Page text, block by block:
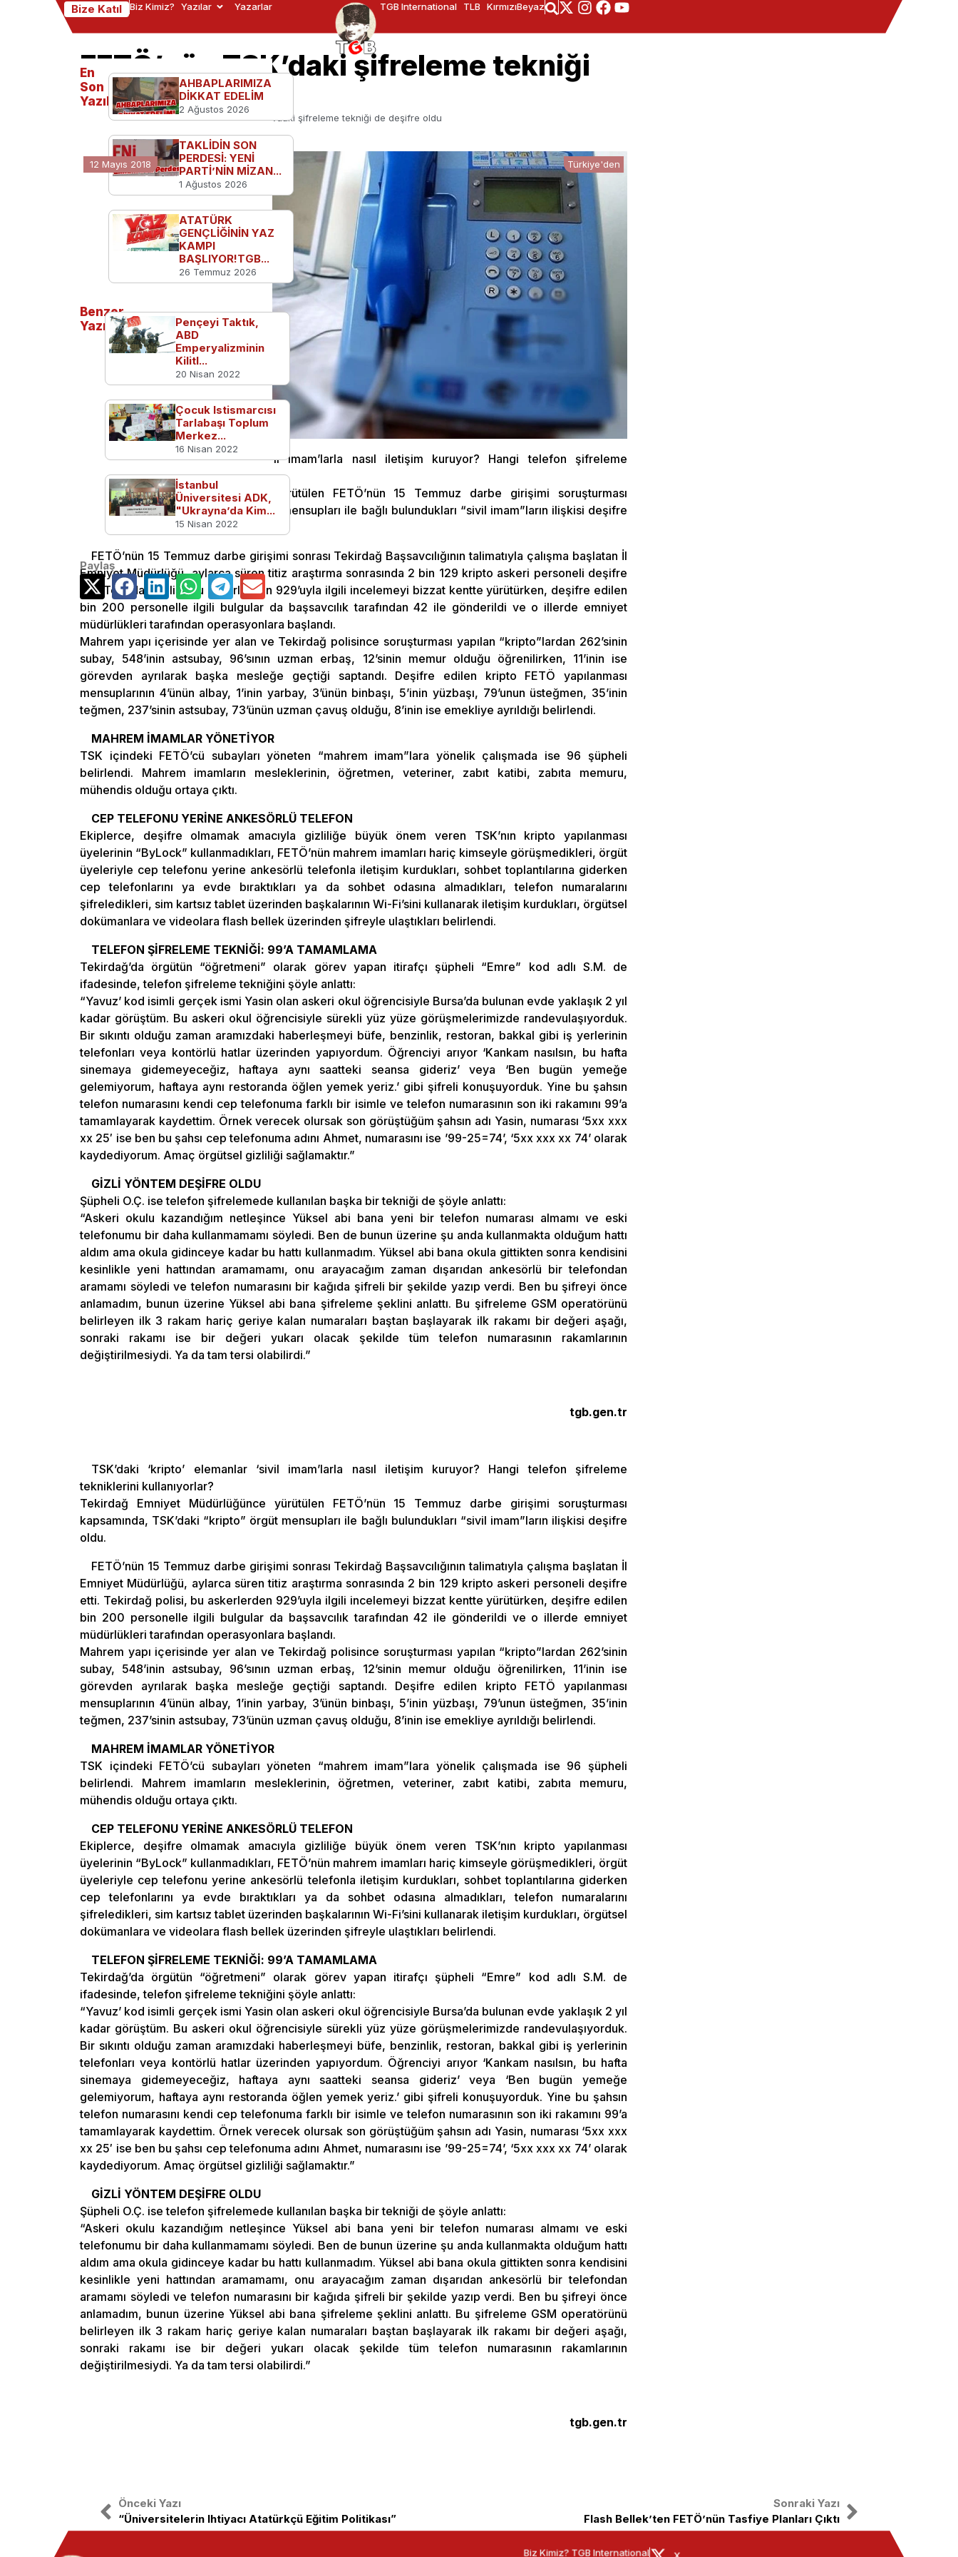
Bize Katıl Biz Kimiz? Yazılar Yazarlar TGB International TLB KırmızıBeyaz
FETÖ’nün TSK’daki şifreleme tekniği
de deşifre oldu
Ana Sayfa Türkiye'den FETÖ’nün TSK’daki şifreleme tekniği de deşifre oldu
12 Mayıs 2018 Türkiye'den
TSK’daki ‘kripto’ elemanlar ‘sivil imam’larla nasıl iletişim kuruyor? Hangi telefon şifreleme
tekniklerini kullanıyorlar?
Tekirdağ Emniyet Müdürlüğünce yürütülen FETÖ’nün 15 Temmuz darbe girişimi soruşturması
kapsamında, TSK’daki “kripto” örgüt mensupları ile bağlı bulundukları “sivil imam”ların ilişkisi deşifre
oldu.
FETÖ’nün 15 Temmuz darbe girişimi sonrası Tekirdağ Başsavcılığının talimatıyla çalışma başlatan İl
Emniyet Müdürlüğü, aylarca süren titiz araştırma sonrasında 2 bin 129 kripto askeri personeli deşifre
etti. Tekirdağ polisi, bu askerlerden 929’uyla ilgili incelemeyi bizzat kentte yürütürken, deşifre edilen
bin 200 personelle ilgili bulgular da başsavcılık tarafından 42 ile gönderildi ve o illerde emniyet
müdürlükleri tarafından operasyonlara başlandı.
Mahrem yapı içerisinde yer alan ve Tekirdağ polisince soruşturması yapılan “kripto”lardan 262’sinin
subay, 548’inin astsubay, 96’sının uzman erbaş, 12’sinin memur olduğu öğrenilirken, 11’inin ise
görevden ayrılarak başka mesleğe geçtiği saptandı. Deşifre edilen kripto FETÖ yapılanması
mensuplarının 4’ünün albay, 1’inin yarbay, 3’ünün binbaşı, 5’inin yüzbaşı, 79’unun üsteğmen, 35’inin
teğmen, 237’sinin astsubay, 73’ünün uzman çavuş olduğu, 8’inin ise emekliye ayrıldığı belirlendi.
MAHREM İMAMLAR YÖNETİYOR
TSK içindeki FETÖ’cü subayları yöneten “mahrem imam”lara yönelik çalışmada ise 96 şüpheli
belirlendi. Mahrem imamların mesleklerinin, öğretmen, veteriner, zabıt katibi, zabıta memuru,
mühendis olduğu ortaya çıktı.
CEP TELEFONU YERİNE ANKESÖRLÜ TELEFON
Ekiplerce, deşifre olmamak amacıyla gizliliğe büyük önem veren TSK’nın kripto yapılanması
üyelerinin “ByLock” kullanmadıkları, FETÖ’nün mahrem imamları hariç kimseyle görüşmedikleri, örgüt
üyeleriyle cep telefonu yerine ankesörlü telefonla iletişim kurdukları, sohbet toplantılarına giderken
cep telefonlarını ya evde bıraktıkları ya da sohbet odasına almadıkları, telefon numaralarını
şifreledikleri, sim kartsız tablet üzerinden başkalarının Wi-Fi’sini kullanarak iletişim kurdukları, örgütsel
dokümanlara ve videolara flash bellek üzerinden şifreyle ulaştıkları belirlendi.
TELEFON ŞİFRELEME TEKNİĞİ: 99’A TAMAMLAMA
Tekirdağ’da örgütün “öğretmeni” olarak görev yapan itirafçı şüpheli “Emre” kod adlı S.M. de
ifadesinde, telefon şifreleme tekniğini şöyle anlattı:
“Yavuz’ kod isimli gerçek ismi Yasin olan askeri okul öğrencisiyle Bursa’da bulunan evde yaklaşık 2 yıl
kadar görüştüm. Bu askeri okul öğrencisiyle sürekli yüz yüze görüşmelerimizde randevulaşıyorduk.
Bir sıkıntı olduğu zaman aramızdaki haberleşmeyi büfe, benzinlik, restoran, bakkal gibi iş yerlerinin
telefonları veya kontörlü hatlar üzerinden yapıyordum. Öğrenciyi arıyor ‘Kankam nasılsın, bu hafta
sinemaya gidemeyeceğiz, haftaya aynı saatteki seansa gideriz’ veya ‘Ben bugün yemeğe
gelemiyorum, haftaya aynı restoranda öğlen yemek yeriz.’ gibi şifreli konuşuyorduk. Yine bu şahsın
telefon numarasını kendi cep telefonuma farklı bir isimle ve telefon numarasının son iki rakamını 99’a
tamamlayarak kaydettim. Örnek verecek olursak son görüştüğüm şahsın adı Yasin, numarası ‘5xx xxx
xx 25′ ise ben bu şahsı cep telefonuma adını Ahmet, numarasını ise ’99-25=74’, ‘5xx xxx xx 74’ olarak
kaydediyorum. Amaç örgütsel gizliliği sağlamaktır.”
GİZLİ YÖNTEM DEŞİFRE OLDU
Şüpheli O.Ç. ise telefon şifrelemede kullanılan başka bir tekniği de şöyle anlattı:
“Askeri okulu kazandığım netleşince Yüksel abi bana yeni bir telefon numarası almamı ve eski
telefonumu bir daha kullanmamamı söyledi. Ben de bunun üzerine şu anda kullanmakta olduğum hattı
aldım ama okula gidinceye kadar bu hattı kullanmadım. Yüksel abi bana okula gittikten sonra kendisini
kesinlikle yeni hattından aramamamı, onu arayacağım zaman dışarıdan ankesörlü bir telefondan
aramamı söyledi ve telefon numarasını bir kağıda şifreli bir şekilde yazıp verdi. Ben bu şifreyi önce
anlamadım, bunun üzerine Yüksel abi bana şifreleme şeklini anlattı. Bu şifreleme GSM operatörünü
belirleyen ilk 3 rakam hariç geriye kalan numaraları baştan başlayarak ilk rakamı bir değeri aşağı,
sonraki rakamı ise bir değeri yukarı olacak şekilde tüm telefon numarasının rakamlarının
değiştirilmesiydi. Ya da tam tersi olabilirdi.”
tgb.gen.tr
TSK’daki ‘kripto’ elemanlar ‘sivil imam’larla nasıl iletişim kuruyor? Hangi telefon şifreleme
tekniklerini kullanıyorlar?
Tekirdağ Emniyet Müdürlüğünce yürütülen FETÖ’nün 15 Temmuz darbe girişimi soruşturması
kapsamında, TSK’daki “kripto” örgüt mensupları ile bağlı bulundukları “sivil imam”ların ilişkisi deşifre
oldu.
FETÖ’nün 15 Temmuz darbe girişimi sonrası Tekirdağ Başsavcılığının talimatıyla çalışma başlatan İl
Emniyet Müdürlüğü, aylarca süren titiz araştırma sonrasında 2 bin 129 kripto askeri personeli deşifre
etti. Tekirdağ polisi, bu askerlerden 929’uyla ilgili incelemeyi bizzat kentte yürütürken, deşifre edilen
bin 200 personelle ilgili bulgular da başsavcılık tarafından 42 ile gönderildi ve o illerde emniyet
müdürlükleri tarafından operasyonlara başlandı.
Mahrem yapı içerisinde yer alan ve Tekirdağ polisince soruşturması yapılan “kripto”lardan 262’sinin
subay, 548’inin astsubay, 96’sının uzman erbaş, 12’sinin memur olduğu öğrenilirken, 11’inin ise
görevden ayrılarak başka mesleğe geçtiği saptandı. Deşifre edilen kripto FETÖ yapılanması
mensuplarının 4’ünün albay, 1’inin yarbay, 3’ünün binbaşı, 5’inin yüzbaşı, 79’unun üsteğmen, 35’inin
teğmen, 237’sinin astsubay, 73’ünün uzman çavuş olduğu, 8’inin ise emekliye ayrıldığı belirlendi.
MAHREM İMAMLAR YÖNETİYOR
TSK içindeki FETÖ’cü subayları yöneten “mahrem imam”lara yönelik çalışmada ise 96 şüpheli
belirlendi. Mahrem imamların mesleklerinin, öğretmen, veteriner, zabıt katibi, zabıta memuru,
mühendis olduğu ortaya çıktı.
CEP TELEFONU YERİNE ANKESÖRLÜ TELEFON
Ekiplerce, deşifre olmamak amacıyla gizliliğe büyük önem veren TSK’nın kripto yapılanması
üyelerinin “ByLock” kullanmadıkları, FETÖ’nün mahrem imamları hariç kimseyle görüşmedikleri, örgüt
üyeleriyle cep telefonu yerine ankesörlü telefonla iletişim kurdukları, sohbet toplantılarına giderken
cep telefonlarını ya evde bıraktıkları ya da sohbet odasına almadıkları, telefon numaralarını
şifreledikleri, sim kartsız tablet üzerinden başkalarının Wi-Fi’sini kullanarak iletişim kurdukları, örgütsel
dokümanlara ve videolara flash bellek üzerinden şifreyle ulaştıkları belirlendi.
TELEFON ŞİFRELEME TEKNİĞİ: 99’A TAMAMLAMA
Tekirdağ’da örgütün “öğretmeni” olarak görev yapan itirafçı şüpheli “Emre” kod adlı S.M. de
ifadesinde, telefon şifreleme tekniğini şöyle anlattı:
“Yavuz’ kod isimli gerçek ismi Yasin olan askeri okul öğrencisiyle Bursa’da bulunan evde yaklaşık 2 yıl
kadar görüştüm. Bu askeri okul öğrencisiyle sürekli yüz yüze görüşmelerimizde randevulaşıyorduk.
Bir sıkıntı olduğu zaman aramızdaki haberleşmeyi büfe, benzinlik, restoran, bakkal gibi iş yerlerinin
telefonları veya kontörlü hatlar üzerinden yapıyordum. Öğrenciyi arıyor ‘Kankam nasılsın, bu hafta
sinemaya gidemeyeceğiz, haftaya aynı saatteki seansa gideriz’ veya ‘Ben bugün yemeğe
gelemiyorum, haftaya aynı restoranda öğlen yemek yeriz.’ gibi şifreli konuşuyorduk. Yine bu şahsın
telefon numarasını kendi cep telefonuma farklı bir isimle ve telefon numarasının son iki rakamını 99’a
tamamlayarak kaydettim. Örnek verecek olursak son görüştüğüm şahsın adı Yasin, numarası ‘5xx xxx
xx 25′ ise ben bu şahsı cep telefonuma adını Ahmet, numarasını ise ’99-25=74’, ‘5xx xxx xx 74’ olarak
kaydediyorum. Amaç örgütsel gizliliği sağlamaktır.”
GİZLİ YÖNTEM DEŞİFRE OLDU
Şüpheli O.Ç. ise telefon şifrelemede kullanılan başka bir tekniği de şöyle anlattı:
“Askeri okulu kazandığım netleşince Yüksel abi bana yeni bir telefon numarası almamı ve eski
telefonumu bir daha kullanmamamı söyledi. Ben de bunun üzerine şu anda kullanmakta olduğum hattı
aldım ama okula gidinceye kadar bu hattı kullanmadım. Yüksel abi bana okula gittikten sonra kendisini
kesinlikle yeni hattından aramamamı, onu arayacağım zaman dışarıdan ankesörlü bir telefondan
aramamı söyledi ve telefon numarasını bir kağıda şifreli bir şekilde yazıp verdi. Ben bu şifreyi önce
anlamadım, bunun üzerine Yüksel abi bana şifreleme şeklini anlattı. Bu şifreleme GSM operatörünü
belirleyen ilk 3 rakam hariç geriye kalan numaraları baştan başlayarak ilk rakamı bir değeri aşağı,
sonraki rakamı ise bir değeri yukarı olacak şekilde tüm telefon numarasının rakamlarının
değiştirilmesiydi. Ya da tam tersi olabilirdi.”
tgb.gen.tr
En
Son
Yazılanlar
AHBAPLARIMIZA
DİKKAT EDELİM
2 Ağustos 2026
TAKLİDİN SON
PERDESİ: YENİ
PARTİ’NİN MİZAN...
1 Ağustos 2026
ATATÜRK
GENÇLİĞİNİN YAZ
KAMPI
BAŞLIYOR!TGB...
26 Temmuz 2026
Benzer
Yazılar
Pençeyi Taktık,
ABD
Emperyalizminin
Kilitl...
20 Nisan 2022
Çocuk Istismarcısı
Tarlabaşı Toplum
Merkez...
16 Nisan 2022
İstanbul
Üniversitesi ADK,
"Ukrayna’da Kim...
15 Nisan 2022
Paylaş
Önceki Yazı
“Üniversitelerin Ihtiyacı Atatürkçü Eğitim Politikası”
Sonraki Yazı
Flash Bellek’ten FETÖ’nün Tasfiye Planları Çıktı
Biz Kimiz? TGB International